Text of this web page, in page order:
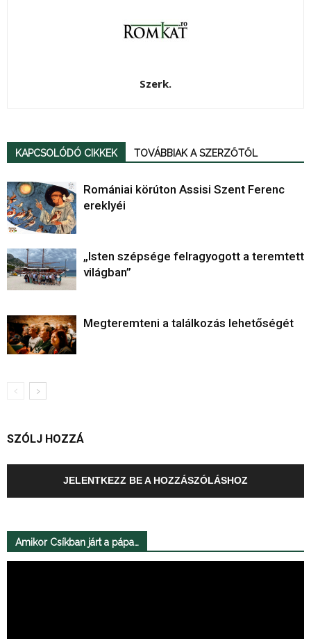
Szerk.
KAPCSOLÓDÓ CIKKEK TOVÁBBIAK A SZERZŐTŐL
Romániai körúton Assisi Szent Ferenc
ereklyéi
„Isten szépsége felragyogott a teremtett
világban”
Megteremteni a találkozás lehetőségét
SZÓLJ HOZZÁ
JELENTKEZZ BE A HOZZÁSZÓLÁSHOZ
Amikor Csíkban járt a pápa…